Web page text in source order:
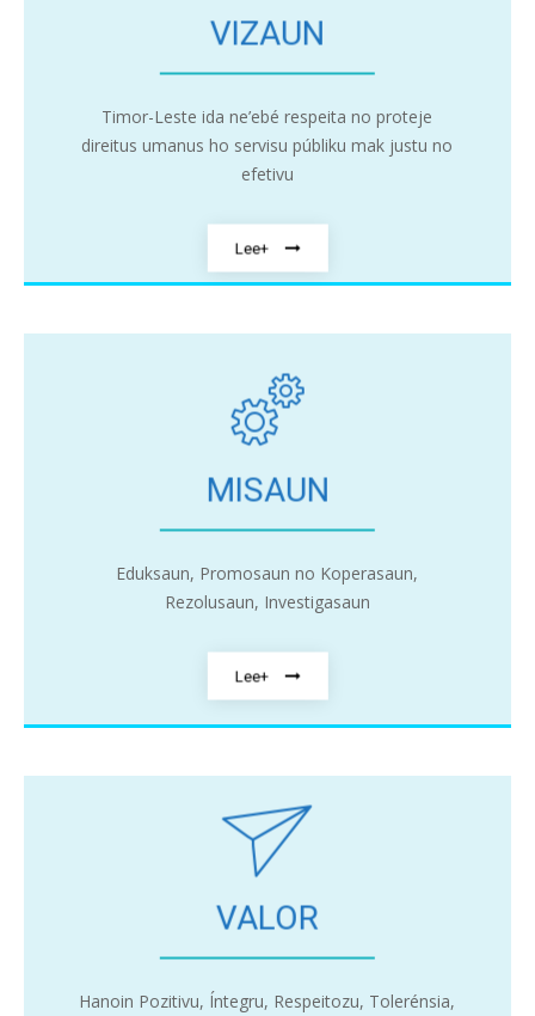
VIZAUN
Timor-Leste ida ne’ebé respeita no proteje
direitus umanus ho servisu públiku mak justu no
efetivu
Lee+
MISAUN
Eduksaun, Promosaun no Koperasaun,
Rezolusaun, Investigasaun
Lee+
VALOR
Hanoin Pozitivu, Íntegru, Respeitozu, Tolerénsia,